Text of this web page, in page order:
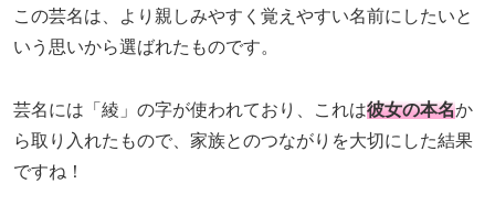
この芸名は、より親しみやすく覚えやすい名前にしたいと
いう思いから選ばれたものです。
芸名には「綾」の字が使われており、これは彼女の本名か
ら取り入れたもので、家族とのつながりを大切にした結果
ですね！